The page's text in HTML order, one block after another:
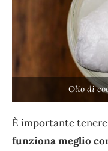
Olio di
È importante
funziona meglio